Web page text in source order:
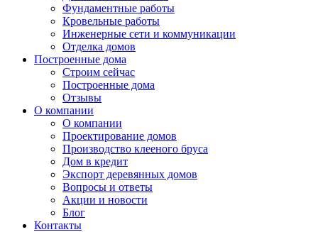
Фундаментные работы
Кровельные работы
Инженерные сети и коммуникации
Отделка домов
Построенные дома
Строим сейчас
Построенные дома
Отзывы
О компании
О компании
Проектирование домов
Производство клееного бруса
Дом в кредит
Экспорт деревянных домов
Вопросы и ответы
Акции и новости
Блог
Контакты